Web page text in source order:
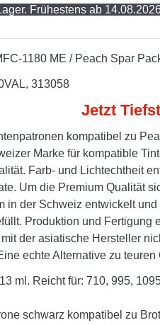
Frühestens ab
1180 ME / Peach Spar
313058
Jetzt
kompatibel zu
Marke für kompatible
Farb- und Lichtechtheit
Um die Premium Qualität
in der Schweiz entwickelt
Produktion und Fertigung
der asiatische Hersteller
echte Alternative zu
ml. Reicht für: 710, 995,
schwarz kompatibel zu